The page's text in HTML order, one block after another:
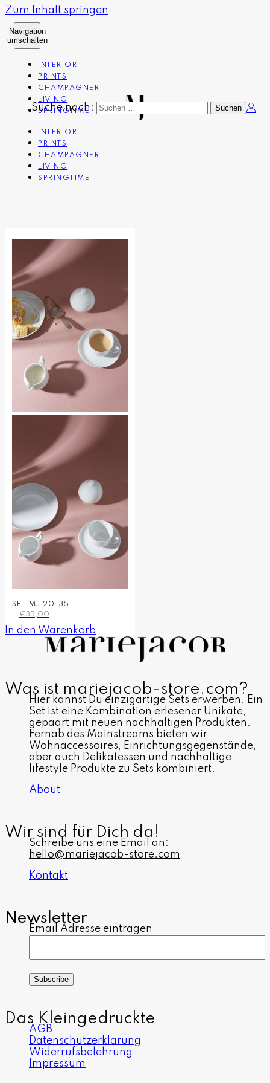
Zum Inhalt springen
Navigation
umschalten
INTERIOR
PRINTS
CHAMPAGNER
LIVING
SPRINGTIME
INTERIOR
PRINTS
CHAMPAGNER
LIVING
SPRINGTIME
Suche nach:
SET MJ 20-35
€35,00
In den Warenkorb
Was ist mariejacob-store.com?
Hier kannst Du einzigartige Sets erwerben. Ein
Set ist eine Kombination erlesener Unikate,
gepaart mit neuen nachhaltigen Produkten.
Fernab des Mainstreams bieten wir
Wohnaccessoires, Einrichtungsgegenstände,
aber auch Delikatessen und nachhaltige
lifestyle Produkte zu Sets kombiniert.
About
Wir sind für Dich da!
Schreibe uns eine Email an:
hello@mariejacob-store.com
Kontakt
Newsletter
Email Adresse eintragen
Das Kleingedruckte
AGB
Datenschutzerklärung
Widerrufsbelehrung
Impressum